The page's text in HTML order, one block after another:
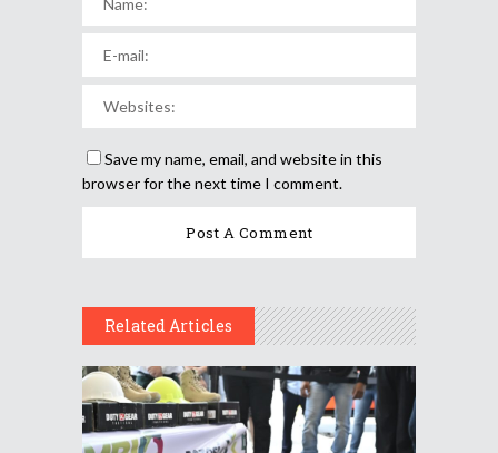
Save my name, email, and website in this
browser for the next time I comment.
Related Articles